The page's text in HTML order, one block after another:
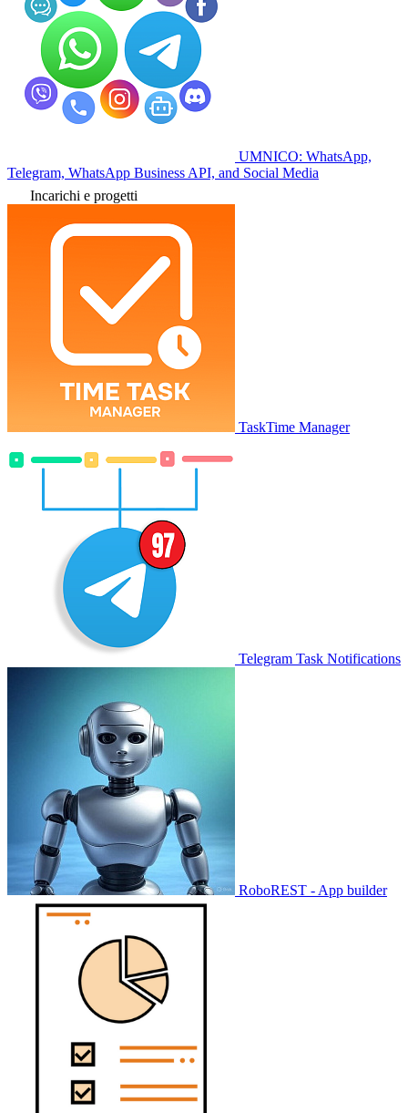
UMNICO: WhatsApp,
Telegram, WhatsApp Business API, and Social Media
Incarichi e progetti
TaskTime Manager
Telegram Task Notifications
RoboREST - App builder